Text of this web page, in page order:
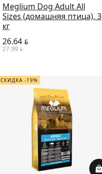
Meglium Dog Adult All
Sizes (домашняя птица), 3
кг
26.64BYN
27.99 BYN
СКИДКА -19%